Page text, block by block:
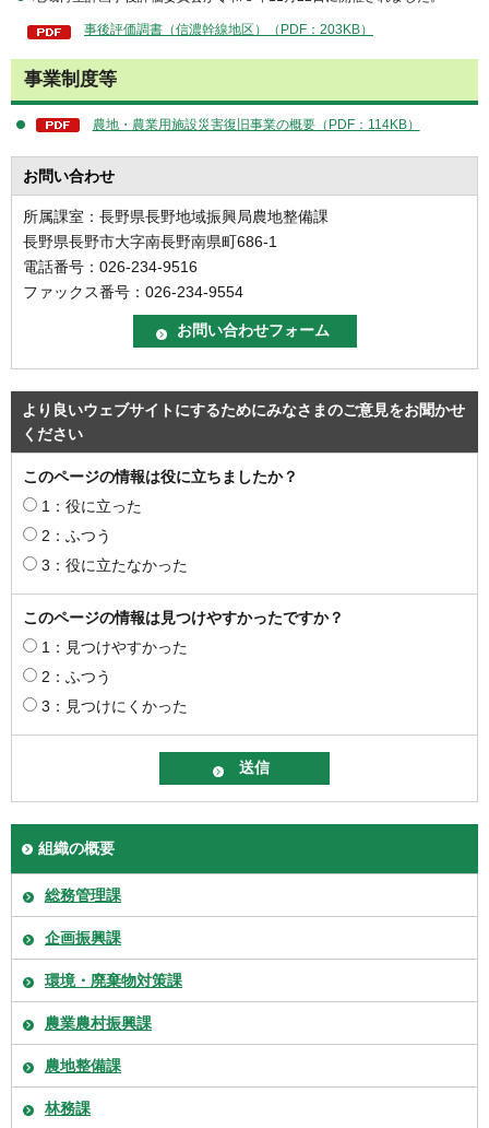
事後評価調書（信濃幹線地区）（PDF：203KB）
事業制度等
農地・農業用施設災害復旧事業の概要（PDF：114KB）
お問い合わせ
所属課室：長野県長野地域振興局農地整備課
長野県長野市大字南長野南県町686-1
電話番号：026-234-9516
ファックス番号：026-234-9554
より良いウェブサイトにするためにみなさまのご意見をお聞かせ
ください
このページの情報は役に立ちましたか？
1：役に立った
2：ふつう
3：役に立たなかった
このページの情報は見つけやすかったですか？
1：見つけやすかった
2：ふつう
3：見つけにくかった
組織の概要
総務管理課
企画振興課
環境・廃棄物対策課
農業農村振興課
農地整備課
林務課